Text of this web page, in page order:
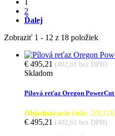
2
Ďalej
Zobraziť 1 - 12 z 18 položiek
€ 495,21 (402,61 bez DPH)
Skladom
Pílová reťaz Oregon
Objednávacie číslo:
€ 495,21 (402,61 bez DPH)